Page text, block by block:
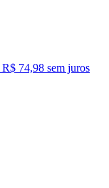
R$ 74,98 sem juros